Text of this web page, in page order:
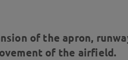
of the apron,
of the airfield.